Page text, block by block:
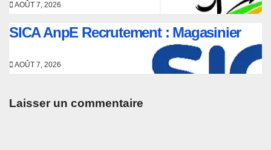
AOÛT 7, 2026
SICA AnpE Recrutement : Magasinier
AOÛT 7, 2026
Laisser un commentaire